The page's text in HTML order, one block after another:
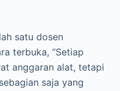
satu dosen
terbuka, “Setiap
anggaran alat, tetapi
saja yang